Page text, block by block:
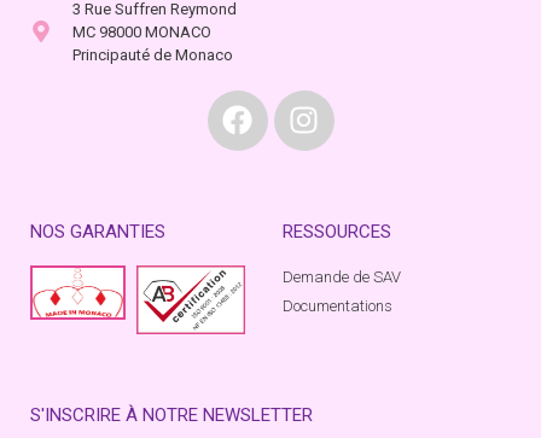
3 Rue Suffren Reymond
MC 98000 MONACO
Principauté de Monaco
NOS GARANTIES RESSOURCES
Demande de SAV
Documentations
S'INSCRIRE À NOTRE NEWSLETTER